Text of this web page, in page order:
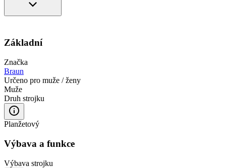
Základní
Značka
Braun
Určeno pro muže / ženy
Muže
Druh strojku
Planžetový
Výbava a funkce
Výbava strojku